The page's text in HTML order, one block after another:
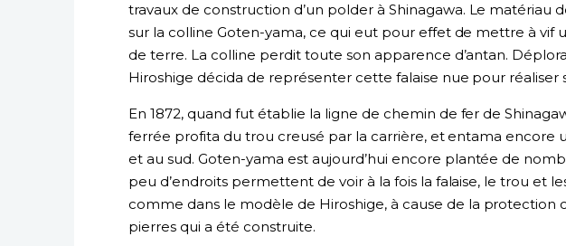
travaux de construction d’un polder à Shinagawa. Le matériau
sur la colline Goten-yama, ce qui eut pour effet de mettre à vif
de terre. La colline perdit toute son apparence d’antan.
Hiroshige décida de représenter cette falaise nue pour réaliser
En 1872, quand fut établie la ligne de chemin de fer de
ferrée profita du trou creusé par la carrière, et entama encore
et au sud. Goten-yama est aujourd’hui encore plantée de
peu d’endroits permettent de voir à la fois la falaise, le trou et
comme dans le modèle de Hiroshige, à cause de la protection
pierres qui a été construite.